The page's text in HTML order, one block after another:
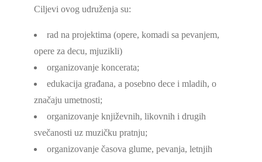
Ciljevi ovog udruženja su:
rad na projektima (opere, komadi sa pevanjem,
opere za decu, mjuzikli)
organizovanje koncerata;
edukacija građana, a posebno dece i mladih, o
značaju umetnosti;
organizovanje književnih, likovnih i drugih
svečanosti uz muzičku pratnju;
organizovanje časova glume, pevanja, letnjih